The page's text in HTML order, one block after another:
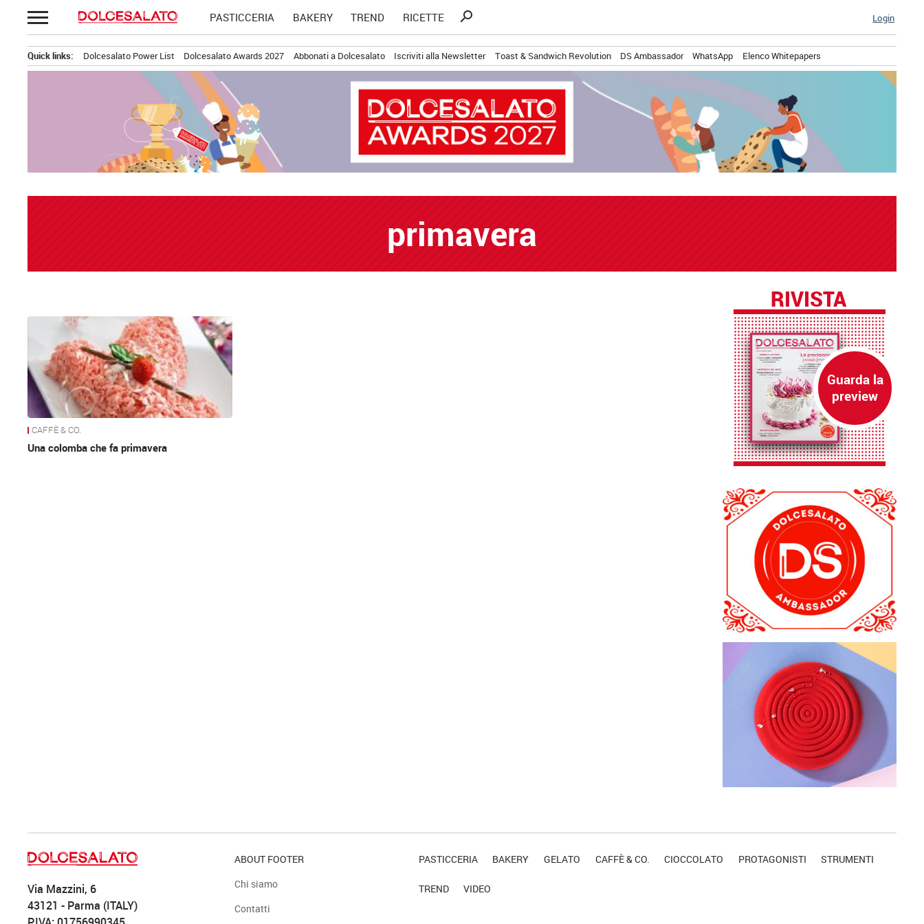
Passa
al
PASTICCERIA BAKERY TREND RICETTE
Ricerca
search Login
Quick links: Dolcesalato Power List Dolcesalato Awards 2027 Abbonati a Dolcesalato Iscriviti alla Newsletter Toast & Sandwich Revolution DS Ambassador WhatsApp Elenco Whitepapers
primavera
News
CAFFÈ & CO.
Una colomba che fa primavera
RIVISTA
Via Mazzini, 6
43121 - Parma (ITALY)
ABOUT FOOTER
Chi siamo
Contatti
PASTICCERIA BAKERY GELATO CAFFÈ & CO. CIOCCOLATO PROTAGONISTI STRUMENTI
TREND VIDEO